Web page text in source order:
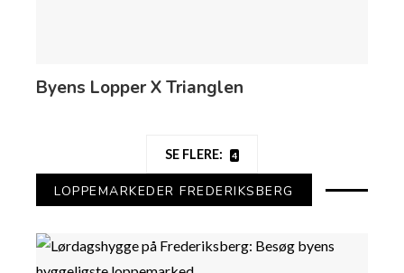
Byens Lopper X Trianglen
SE FLERE: 4
LOPPEMARKEDER FREDERIKSBERG